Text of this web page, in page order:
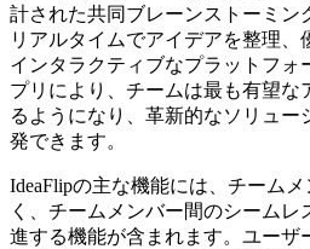
計された共同ブレーンストーミン
リアルタイムでアイデアを整理、
インタラクティブなプラットフォ
プリにより、チームは最も有望な
るようになり、革新的なソリュー
発できます。
IdeaFlipの主な機能には、チーム
く、チームメンバー間のシームレ
進する機能が含まれます。ユーザ